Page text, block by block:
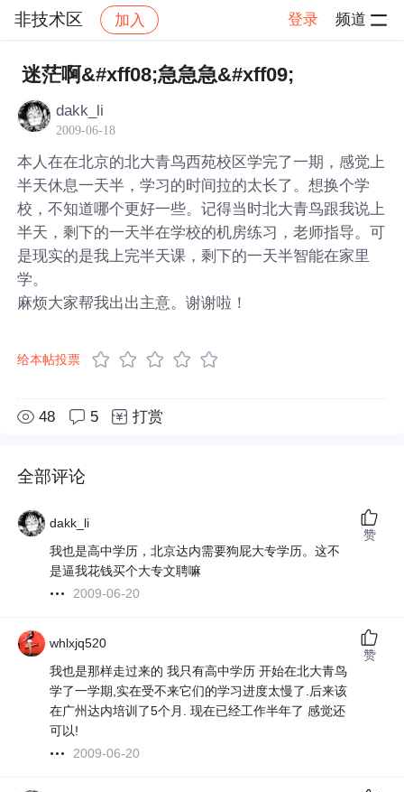
非技术区 加入 登录 频道
社区 非技术区 帖子详情
迷茫啊&#xff08;急急急&#xff09;
dakk_li
2009-06-18
本人在在北京的北大青鸟西苑校区学完了一期，感觉上
半天休息一天半，学习的时间拉的太长了。想换个学
校，不知道哪个更好一些。记得当时北大青鸟跟我说上
半天，剩下的一天半在学校的机房练习，老师指导。可
是现实的是我上完半天课，剩下的一天半智能在家里
学。
麻烦大家帮我出出主意。谢谢啦！
给本帖投票
48 5 打赏
全部评论
dakk_li
我也是高中学历，北京达内需要狗屁大专学历。这不
是逼我花钱买个大专文聘嘛
2009-06-20
赞
whlxjq520
我也是那样走过来的 我只有高中学历 开始在北大青鸟
学了一学期,实在受不来它们的学习进度太慢了.后来该
在广州达内培训了5个月. 现在已经工作半年了 感觉还
可以!
2009-06-20
赞